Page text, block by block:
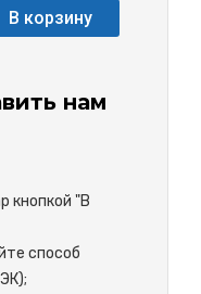
В корзину
нам
кнопкой "В
способ